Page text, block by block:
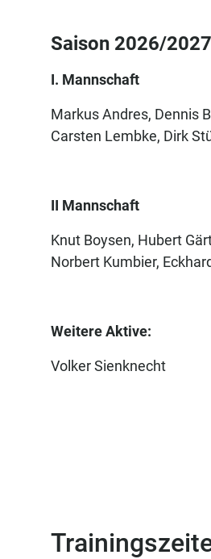
Saison 2026/2027
I. Mannschaft
Markus Andres, Dennis
Carsten Lembke, Dirk
II Mannschaft
Knut Boysen, Hubert
Norbert Kumbier,
Weitere Aktive:
Volker Sienknecht